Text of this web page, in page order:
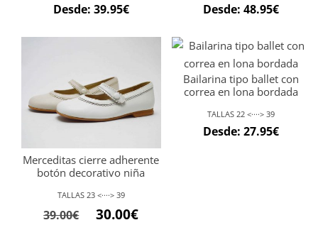
Desde: 39.95€ Desde:48.95€
Merceditas cierre adherente
botón decorativo niña
TALLAS 23 <····> 39
39.00€ 30.00€
Bailarina tipo ballet con
correa en lona bordada
TALLAS 22 <····> 39
Desde:27.95€